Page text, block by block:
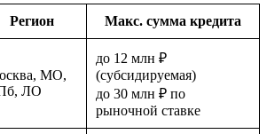
Регион Макс. сумма кредита
МО,
ЛО
до 12 млн ₽
(субсидируемая)
до 30 млн ₽ по
рыночной ставке